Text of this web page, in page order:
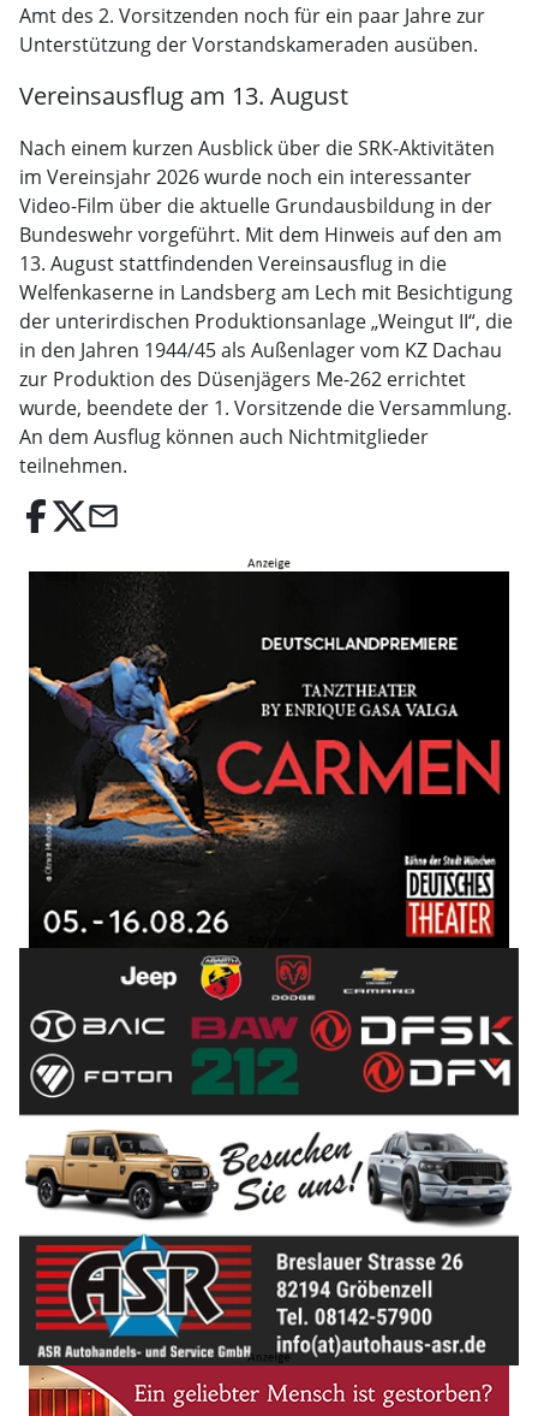
Amt des 2. Vorsitzenden noch für ein paar Jahre zur
Unterstützung der Vorstandskameraden ausüben.
Vereinsausflug am 13. August
Nach einem kurzen Ausblick über die SRK-Aktivitäten
im Vereinsjahr 2026 wurde noch ein interessanter
Video-Film über die aktuelle Grundausbildung in der
Bundeswehr vorgeführt. Mit dem Hinweis auf den am
13. August stattfindenden Vereinsausflug in die
Welfenkaserne in Landsberg am Lech mit Besichtigung
der unterirdischen Produktionsanlage „Weingut II“, die
in den Jahren 1944/45 als Außenlager vom KZ Dachau
zur Produktion des Düsenjägers Me-262 errichtet
wurde, beendete der 1. Vorsitzende die Versammlung.
An dem Ausflug können auch Nichtmitglieder
teilnehmen.
email